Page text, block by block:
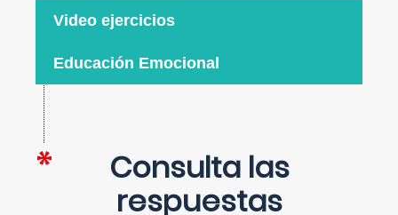
Video ejercicios
Educación Emocional
Consulta las
respuestas